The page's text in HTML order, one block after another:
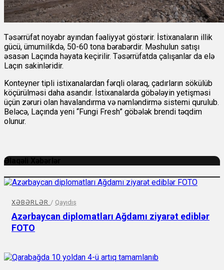
Təsərrüfat noyabr ayından fəaliyyət göstərir. İstixanaların illik
gücü, ümumilikdə, 50-60 tona bərabərdir. Məshulun satışı
əsasən Laçında həyata keçirilir. Təsərrüfatda çalışanlar da elə
Laçın sakinləridir.
Konteyner tipli istixanalardan fərqli olaraq, çadırların sökülüb
köçürülməsi daha asandır. İstixanalarda göbələyin yetişməsi
üçün zəruri olan havalandırma və nəmləndirmə sistemi qurulub.
Beləcə, Laçında yeni “Fungi Fresh” göbələk brendi təqdim
olunur.
Əlaqəli Xəbərlər
XƏBƏRLƏR / Qayıdış
Azərbaycan diplomatları Ağdamı ziyarət ediblər
FOTO